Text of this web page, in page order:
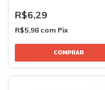
R$6,29
R$5,98 com Pix